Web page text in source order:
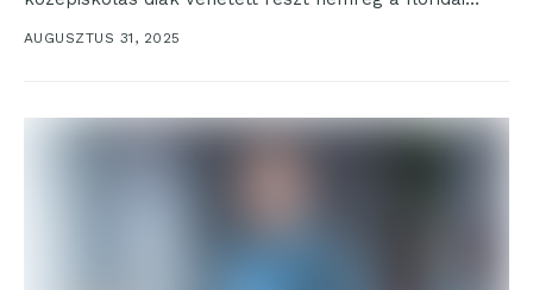
AUGUSZTUS 31, 2025